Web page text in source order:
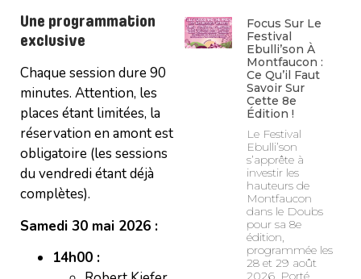
Une programmation
exclusive
Chaque session dure 90
minutes. Attention, les
places étant limitées, la
réservation en amont est
obligatoire (les sessions
du vendredi étant déjà
complètes).
Samedi 30 mai 2026 :
14h00 :
Focus Sur Le
Festival
Ebulli’son À
Montfaucon :
Ce Qu’il Faut
Savoir Sur
Cette 8e
Édition !
Le Festival
Ebulli’son
s’apprête à
investir les
hauteurs de
Montfaucon
dans le Doubs
pour sa 8e
édition,
programmée les
28 et 29 août
2026. Porté